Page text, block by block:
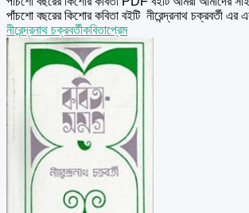
পাঁচশো বছরের কিশোর কবিতা বইটি নীরেন্দ্রনাথ চক্রবর্তী এর
নীরেন্দ্রনাথ চক্রবর্তীকবিতাপ্রেম